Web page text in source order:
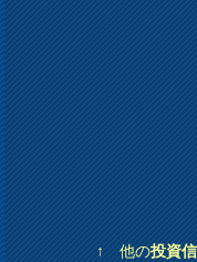
↑ 他の投資